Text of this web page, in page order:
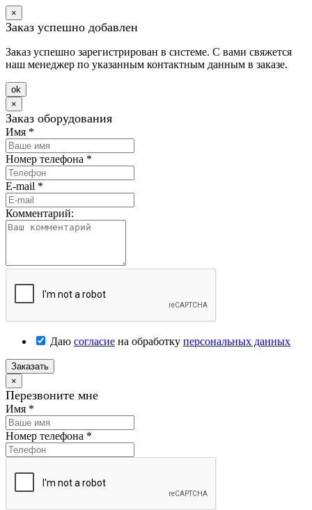
×
Заказ успешно добавлен
Заказ успешно зарегистрирован в системе. С вами свяжется
наш менеджер по указанным контактным данным в заказе.
оk
×
Заказ оборудования
Имя *
Номер телефона *
E-mail *
Комментарий:
Даю согласие на обработку персональных данных
Заказать
×
Перезвоните мне
Имя *
Номер телефона *